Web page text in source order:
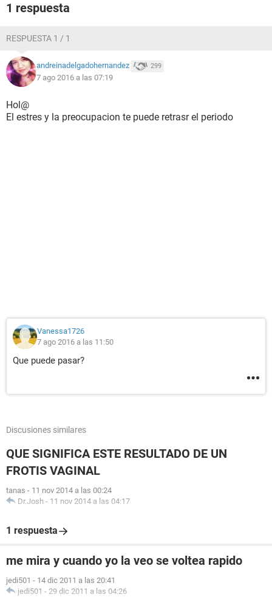
1 respuesta
RESPUESTA 1 / 1
andreinadelgadohernandez 299
7 ago 2016 a las 07:19
Hol@
El estres y la preocupacion te puede retrasr el periodo
Vanessa1726
7 ago 2016 a las 11:50
Que puede pasar?
Discusiones similares
QUE SIGNIFICA ESTE RESULTADO DE UN
FROTIS VAGINAL
tanas - 11 nov 2014 a las 00:24
Dr.Josh - 11 nov 2014 a las 04:17
1 respuesta
me mira y cuando yo la veo se voltea rapido
jedi501 - 14 dic 2011 a las 20:41
jedi501 - 29 dic 2011 a las 04:26